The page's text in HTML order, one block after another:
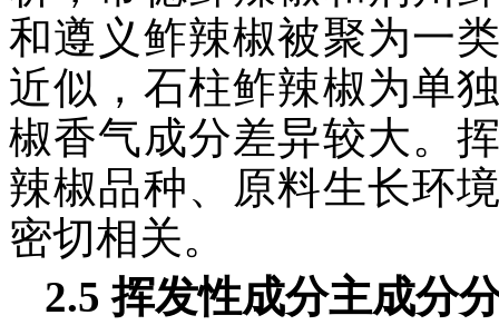
和遵义鲊辣椒被聚为一
近似，石柱鲊辣椒为单
椒香气成分差异较大。
辣椒品种、原料生长环
密切相关。
2.5 挥发性成分主成分